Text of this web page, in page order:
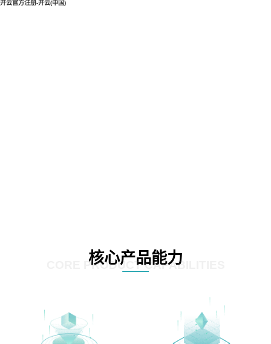
开云官方注册-开云(中国)
核心产品能力
CORE PRODUCT CAPABILITIES